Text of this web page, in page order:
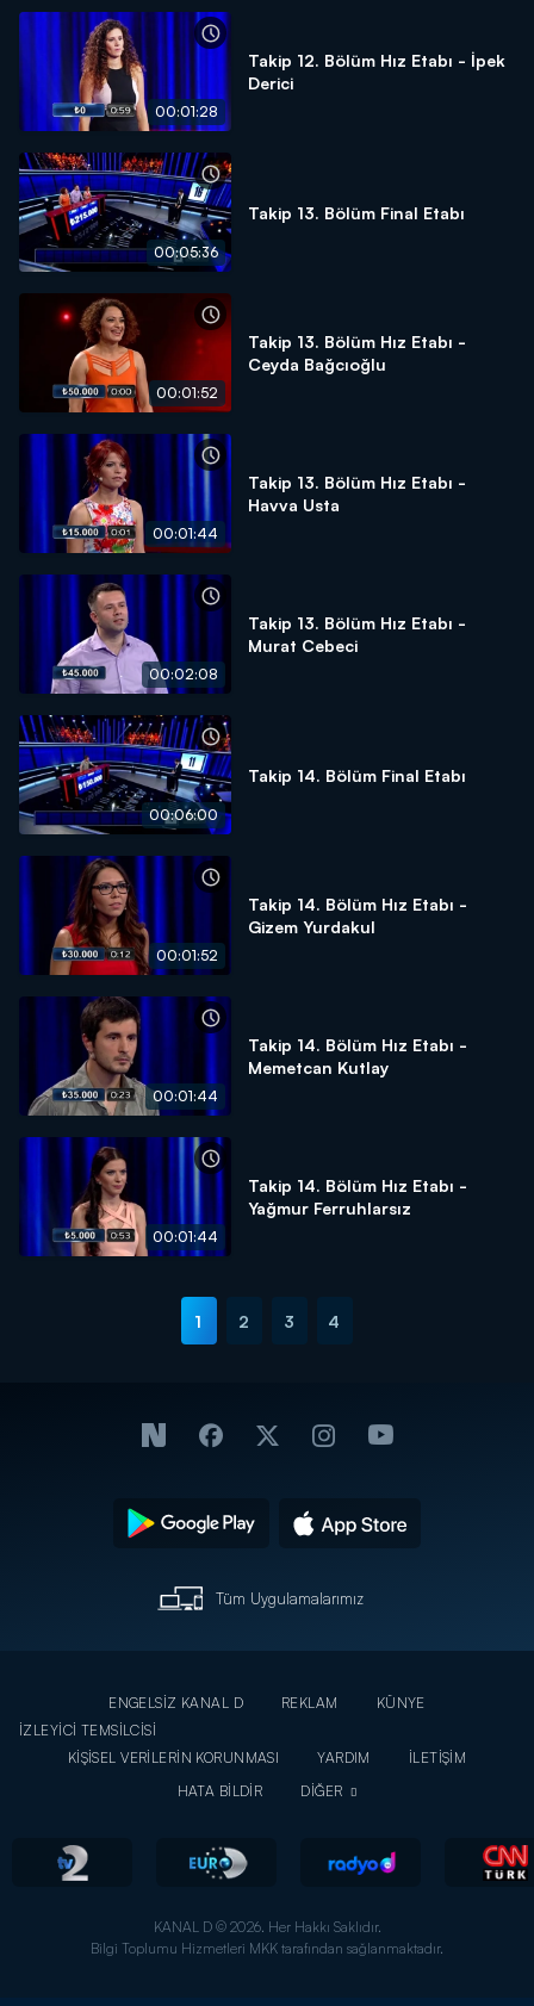
00:01:28
Takip 12. Bölüm Hız Etabı - İpek
Derici
00:05:36
Takip 13. Bölüm Final Etabı
00:01:52
Takip 13. Bölüm Hız Etabı -
Ceyda Bağcıoğlu
00:01:44
Takip 13. Bölüm Hız Etabı -
Havva Usta
00:02:08
Takip 13. Bölüm Hız Etabı -
Murat Cebeci
00:06:00
Takip 14. Bölüm Final Etabı
00:01:52
Takip 14. Bölüm Hız Etabı -
Gizem Yurdakul
00:01:44
Takip 14. Bölüm Hız Etabı -
Memetcan Kutlay
00:01:44
Takip 14. Bölüm Hız Etabı -
Yağmur Ferruhlarsız
1 2 3 4
Tüm Uygulamalarımız
ENGELSİZ KANAL D REKLAM
KÜNYE
İZLEYİCİ TEMSİLCİSİ
KİŞİSEL VERİLERİN KORUNMASI
YARDIM
İLETİŞİM
HATA BİLDİR
DİĞER
KANAL D © 2026. Her Hakkı Saklıdır.
Bilgi Toplumu Hizmetleri MKK tarafından sağlanmaktadır.